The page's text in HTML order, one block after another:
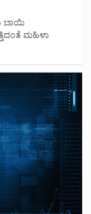
ಬಾಯಿ
ಮಹಿಳಾ